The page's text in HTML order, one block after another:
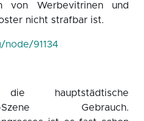
von Werbevitrinen und
nicht strafbar ist.
node/91134
hauptstädtische
Szene Gebrauch.